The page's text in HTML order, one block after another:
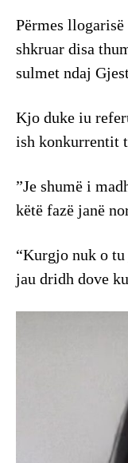
Përmes
shkruar disa
sulmet ndaj
Kjo duke iu
ish konkurrentit
”Je shumë i
këtë fazë janë
“Kurgjo nuk o
jau dridh dove